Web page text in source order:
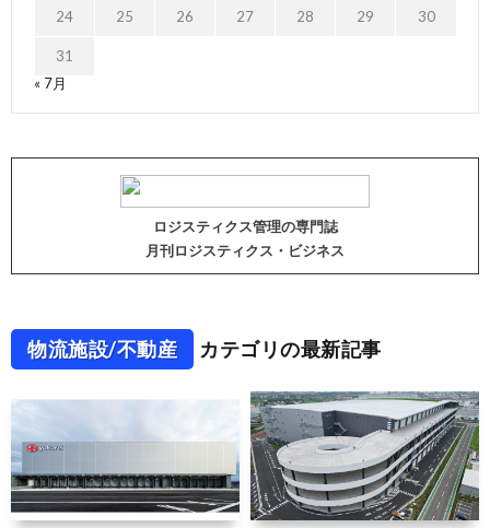
24 25 26 27 28 29 30
31
« 7月
ロジスティクス管理の専門誌
月刊ロジスティクス・ビジネス
物流施設/不動産 カテゴリの最新記事